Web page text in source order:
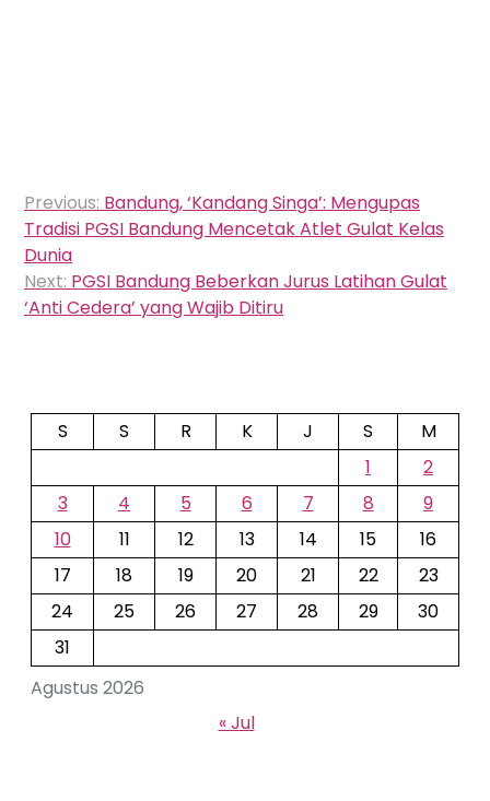
Navigasi
pos
Previous: Bandung, ‘Kandang Singa’: Mengupas
Tradisi PGSI Bandung Mencetak Atlet Gulat Kelas
Dunia
Next: PGSI Bandung Beberkan Jurus Latihan Gulat
‘Anti Cedera’ yang Wajib Ditiru
Agustus 2026
S S R K J S
M
1
2
3
4 5 6 7 8
9
10
11 12 13 14 15
16
17
18 19 20 21 22
23
24
25 26 27 28 29
30
31
« Jul